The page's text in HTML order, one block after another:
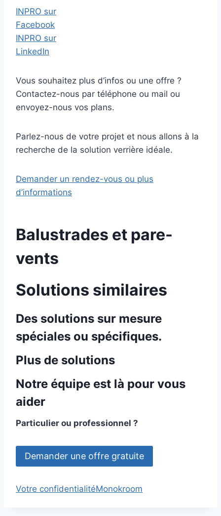
INPRO sur
Facebook
INPRO sur
LinkedIn
Vous souhaitez plus d’infos ou une offre ?
Contactez-nous par téléphone ou mail ou
envoyez-nous vos plans.
Parlez-nous de votre projet et nous allons à la
recherche de la solution verrière idéale.
Demander un rendez-vous ou plus
d’informations
Balustrades et pare-
vents
Solutions similaires
Des solutions sur mesure
spéciales ou spécifiques.
Plus de solutions
Notre équipe est là pour vous
aider
Particulier ou professionnel ?
Demander une offre gratuite
Votre confidentialitéMonokroom